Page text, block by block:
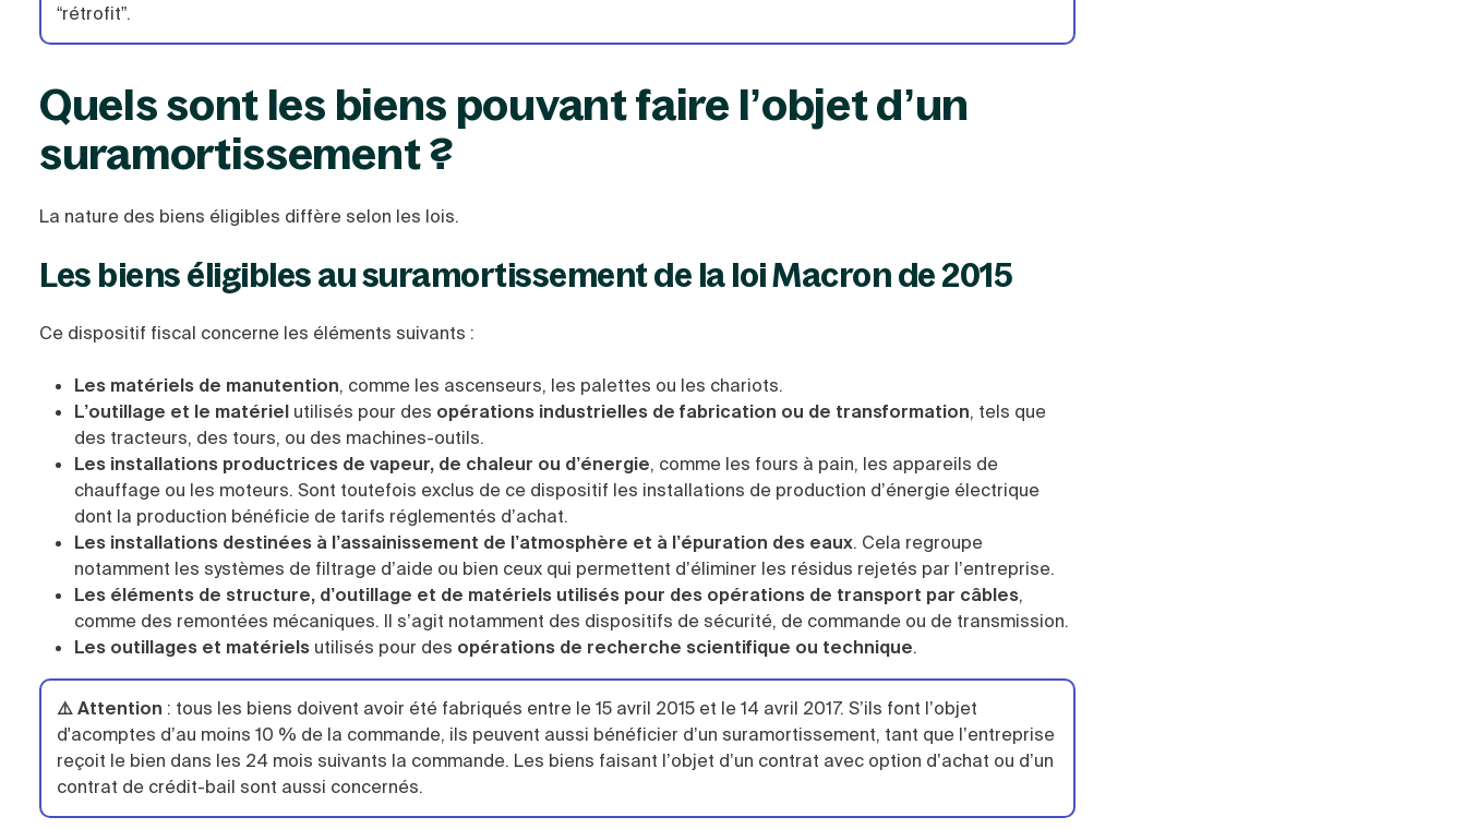
“rétrofit”.
Quels sont les biens pouvant faire l’objet d’un
suramortissement ?
La nature des biens éligibles diffère selon les lois.
Les biens éligibles au suramortissement de la loi Macron de 2015
Ce dispositif fiscal concerne les éléments suivants :
Les matériels de manutention, comme les ascenseurs, les palettes ou les chariots.
L’outillage et le matériel utilisés pour des opérations industrielles de fabrication ou de transformation, tels que
des tracteurs, des tours, ou des machines-outils.
Les installations productrices de vapeur, de chaleur ou d’énergie, comme les fours à pain, les appareils de
chauffage ou les moteurs. Sont toutefois exclus de ce dispositif les installations de production d’énergie électrique
dont la production bénéficie de tarifs réglementés d’achat.
Les installations destinées à l’assainissement de l’atmosphère et à l’épuration des eaux. Cela regroupe
notamment les systèmes de filtrage d’aide ou bien ceux qui permettent d’éliminer les résidus rejetés par l’entreprise.
Les éléments de structure, d’outillage et de matériels utilisés pour des opérations de transport par câbles,
comme des remontées mécaniques. Il s’agit notamment des dispositifs de sécurité, de commande ou de transmission.
Les outillages et matériels utilisés pour des opérations de recherche scientifique ou technique.
⚠️ Attention : tous les biens doivent avoir été fabriqués entre le 15 avril 2015 et le 14 avril 2017. S’ils font l’objet
d'acomptes d’au moins 10 % de la commande, ils peuvent aussi bénéficier d’un suramortissement, tant que l’entreprise
reçoit le bien dans les 24 mois suivants la commande. Les biens faisant l’objet d’un contrat avec option d’achat ou d’un
contrat de crédit-bail sont aussi concernés.